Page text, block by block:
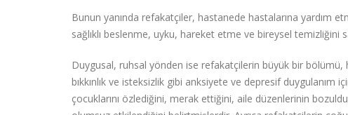
Bunun yanında refakatçiler, hastanede hastalarına yardım
sağlıklı beslenme, uyku, hareket etme ve bireysel temizliğini
Duygusal, ruhsal yönden ise refakatçilerin büyük bir bölümü,
bıkkınlık ve isteksizlik gibi anksiyete ve depresif duygulanım
çocuklarını özlediğini, merak ettiğini, aile düzenlerinin